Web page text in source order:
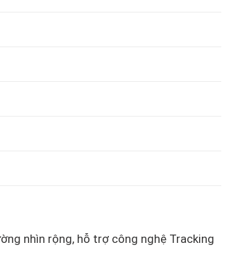
nhìn rộng, hỗ trợ công nghệ Tracking